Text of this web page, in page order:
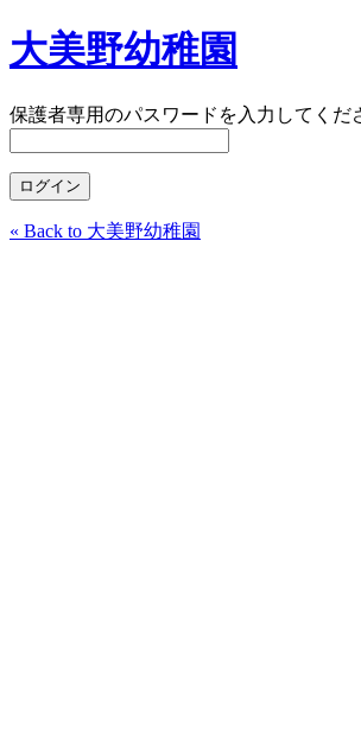
大美野幼稚園
保護者専用のパスワードを入力してくだ
« Back to 大美野幼稚園